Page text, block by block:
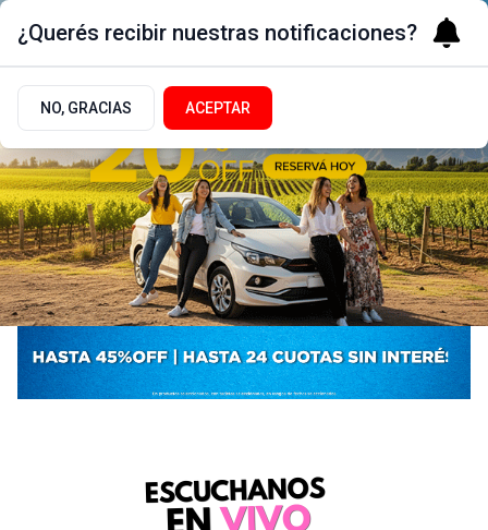
¿Querés recibir nuestras notificaciones?
NO, GRACIAS ACEPTAR